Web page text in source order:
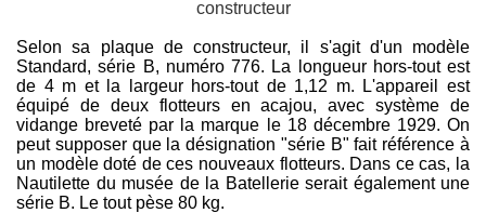
Selon sa plaque de constructeur, il s'agit d'un modèle
Standard, série B, numéro 776. La longueur hors-tout est
de 4 m et la largeur hors-tout de 1,12 m. L'appareil est
équipé de deux flotteurs en acajou, avec système de
vidange breveté par la marque le 18 décembre 1929. On
peut supposer que la désignation "série B" fait référence à
un modèle doté de ces nouveaux flotteurs. Dans ce cas, la
Nautilette du musée de la Batellerie serait également une
série B. Le tout pèse 80 kg.